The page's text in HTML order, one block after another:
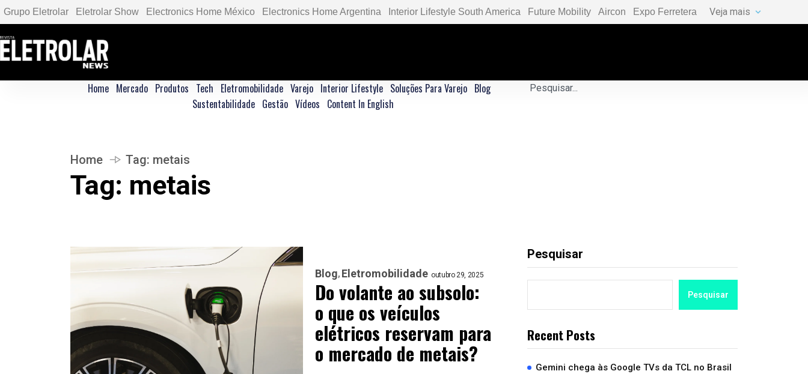
Grupo Eletrolar Eletrolar Show Electronics Home México Electronics Home Argentina Interior Lifestyle South America Future Mobility Aircon Expo Ferretera Veja mais
Home Mercado Produtos Tech Eletromobilidade Varejo Interior Lifestyle Soluções Para Varejo Blog
Sustentabilidade Gestão Vídeos Content In English
Home Tag: metais
Tag: metais
Blog Eletromobilidade outubro 29, 2025
Do volante ao subsolo:
o que os veículos
elétricos reservam para
o mercado de metais?
Pesquisar
Pesquisar
Recent Posts
Gemini chega às Google TVs da TCL no Brasil